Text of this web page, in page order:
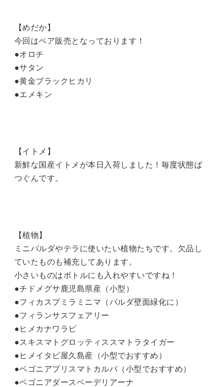
【めだか】
今回はペア販売となっております！
●オロチ
●サタン
●黄金ブラックヒカリ
●エメキン
【イトメ】
新鮮な国産イトメが本日入荷しました！毎度状態ば
つぐんです。
【植物】
ミニパルダやテラに使いたい植物たちです。欠品し
ていたものも補充してあります。
小さいものはボトルにも入れやすいですね！
●チドメグサ鹿児島県産（小型）
●フィカスプミラミニマ（パルダ壁面緑化に）
●フィランサスフェアリー
●ヒメカナワラビ
●スキスマトグロッティススマトラタイガー
●ヒメイタビ屋久島産（小型でおすすめ）
●ベゴニアプリスマトカルバ（小型でおすすめ）
●ベゴニアダースベーデリアーナ